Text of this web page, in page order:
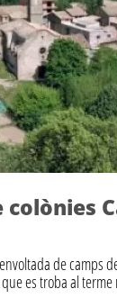
colònies
de camps
es troba al